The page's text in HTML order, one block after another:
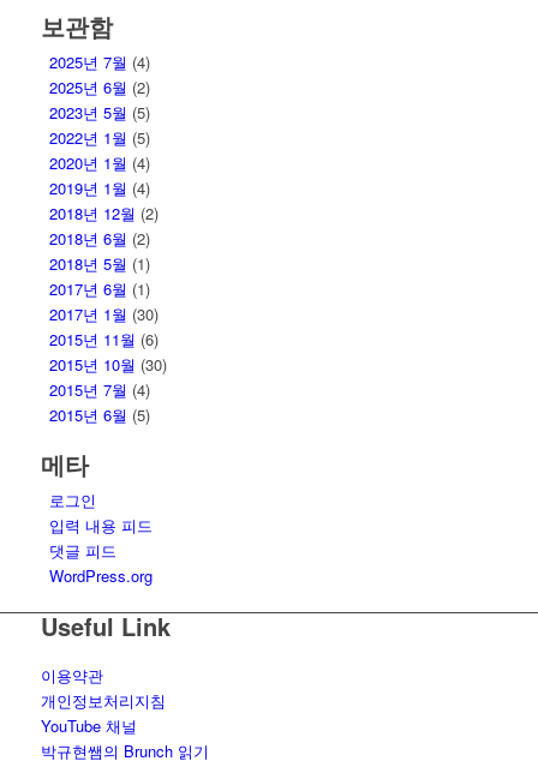
보관함
2025년 7월 (4)
2025년 6월 (2)
2023년 5월 (5)
2022년 1월 (5)
2020년 1월 (4)
2019년 1월 (4)
2018년 12월 (2)
2018년 6월 (2)
2018년 5월 (1)
2017년 6월 (1)
2017년 1월 (30)
2015년 11월 (6)
2015년 10월 (30)
2015년 7월 (4)
2015년 6월 (5)
메타
로그인
입력 내용 피드
댓글 피드
WordPress.org
Useful Link
이용약관
개인정보처리지침
YouTube 채널
박규현쌤의 Brunch 읽기